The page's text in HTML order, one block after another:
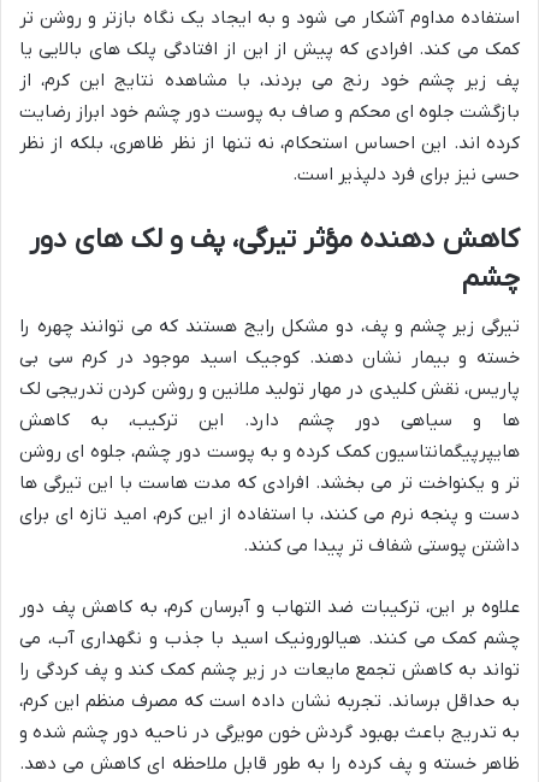
استفاده مداوم آشکار می شود و به ایجاد یک نگاه بازتر و روشن تر
کمک می کند. افرادی که پیش از این از افتادگی پلک های بالایی یا
پف زیر چشم خود رنج می بردند، با مشاهده نتایج این کرم، از
بازگشت جلوه ای محکم و صاف به پوست دور چشم خود ابراز رضایت
کرده اند. این احساس استحکام، نه تنها از نظر ظاهری، بلکه از نظر
حسی نیز برای فرد دلپذیر است.
کاهش دهنده مؤثر تیرگی، پف و لک های دور
چشم
تیرگی زیر چشم و پف، دو مشکل رایج هستند که می توانند چهره را
خسته و بیمار نشان دهند. کوجیک اسید موجود در کرم سی بی
پاریس، نقش کلیدی در مهار تولید ملانین و روشن کردن تدریجی لک
ها و سیاهی دور چشم دارد. این ترکیب، به کاهش
هایپرپیگمانتاسیون کمک کرده و به پوست دور چشم، جلوه ای روشن
تر و یکنواخت تر می بخشد. افرادی که مدت هاست با این تیرگی ها
دست و پنجه نرم می کنند، با استفاده از این کرم، امید تازه ای برای
داشتن پوستی شفاف تر پیدا می کنند.
علاوه بر این، ترکیبات ضد التهاب و آبرسان کرم، به کاهش پف دور
چشم کمک می کنند. هیالورونیک اسید با جذب و نگهداری آب، می
تواند به کاهش تجمع مایعات در زیر چشم کمک کند و پف کردگی را
به حداقل برساند. تجربه نشان داده است که مصرف منظم این کرم،
به تدریج باعث بهبود گردش خون مویرگی در ناحیه دور چشم شده و
ظاهر خسته و پف کرده را به طور قابل ملاحظه ای کاهش می دهد.